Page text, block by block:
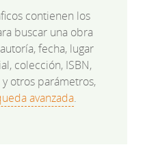
contienen los
buscar una obra
fecha, lugar
colección, ISBN,
y otros parámetros,
avanzada.